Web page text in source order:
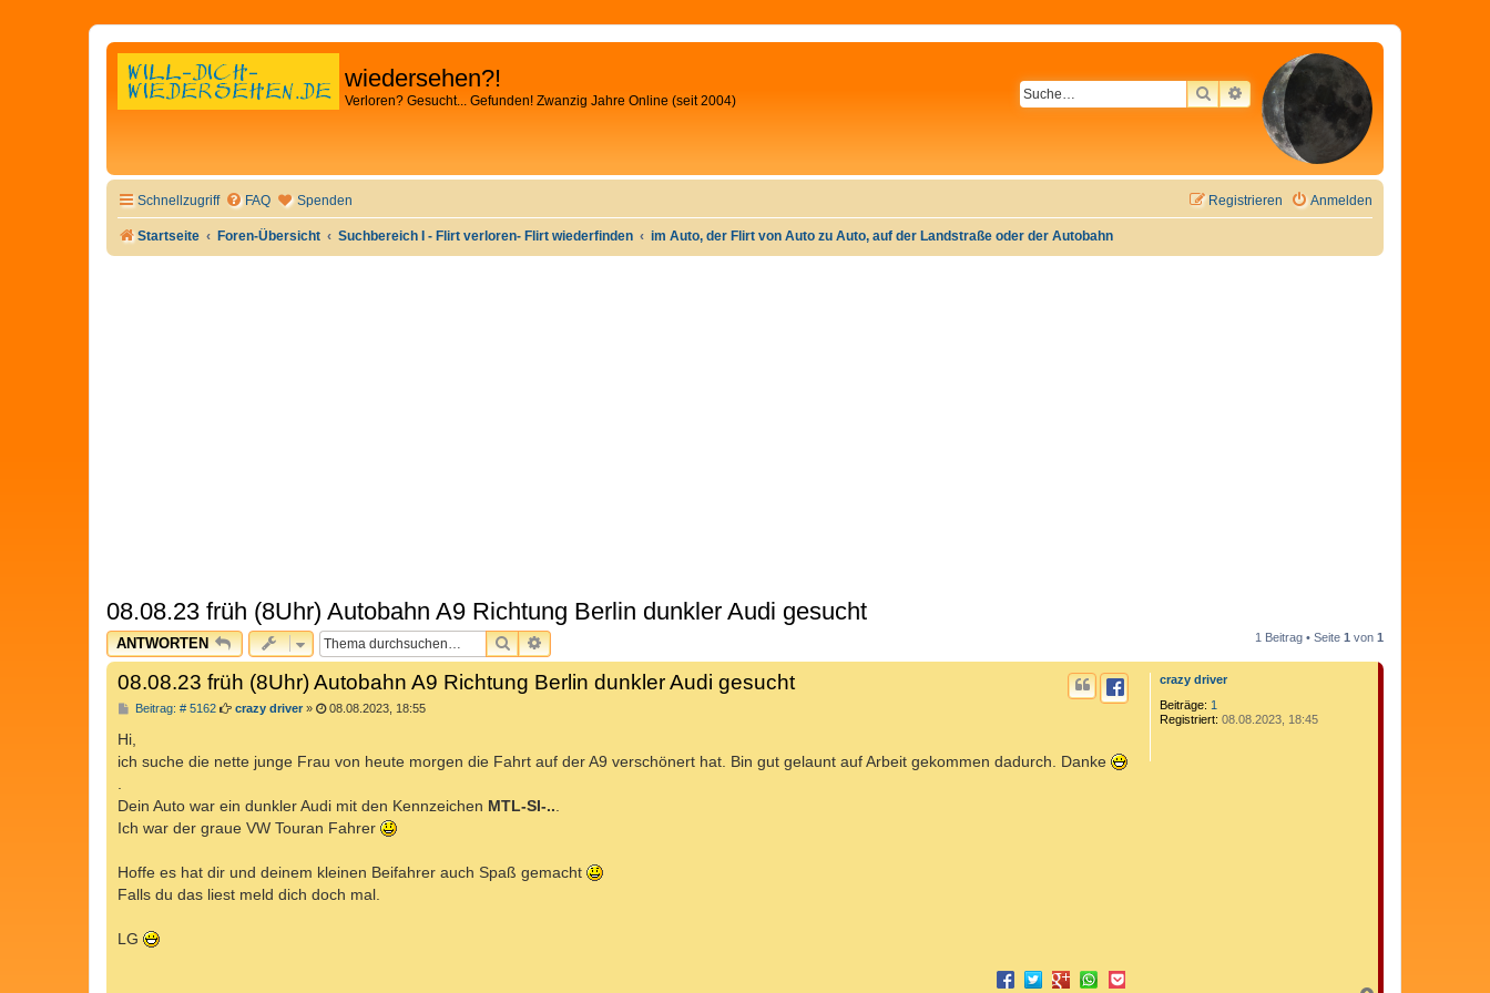
wiedersehen?!
Verloren? Gesucht... Gefunden! Zwanzig Jahre Online (seit 2004) SUCHEERWEITERTE SUCHE
Schnellzugriff FAQ Spenden Anmelden
Registrieren
Startseite Foren-Übersicht Suchbereich I - Flirt verloren- Flirt wiederfinden im Auto, der Flirt von Auto zu Auto, auf der Landstraße oder der Autobahn
08.08.23 früh (8Uhr) Autobahn A9 Richtung Berlin dunkler Audi gesucht
ANTWORTEN SUCHEERWEITERTE SUCHE 1 Beitrag • Seite 1 von 1
crazy driver
Beiträge: 1
Registriert: 08.08.2023, 18:45
08.08.23 früh (8Uhr) Autobahn A9 Richtung Berlin dunkler Audi gesucht
Beitrag: # 5162B
r
crazy driver» 08.08.2023, 18:55
Hi,
ich suche die nette junge Frau von heute morgen die Fahrt auf der A9 verschönert hat. Bin gut gelaunt auf Arbeit gekommen dadurch. Danke
Dein Auto war ein dunkler Audi mit den Kennzeichen MTL-SI-..
Ich war der graue VW Touran Fahrer
Hoffe es hat dir und deinem kleinen Beifahrer auch Spaß gemacht
Falls du das liest meld dich doch mal.
LG